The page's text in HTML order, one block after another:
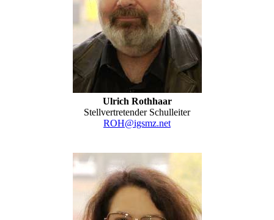
Ulrich Rothhaar
Stellvertretender Schulleiter
ROH@igsmz.net